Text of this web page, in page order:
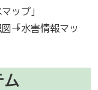
ップ」
→「水害情報マッ
ム